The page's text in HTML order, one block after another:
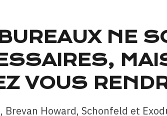
NE
VOUS
Brevan Howard, Schonfeld et